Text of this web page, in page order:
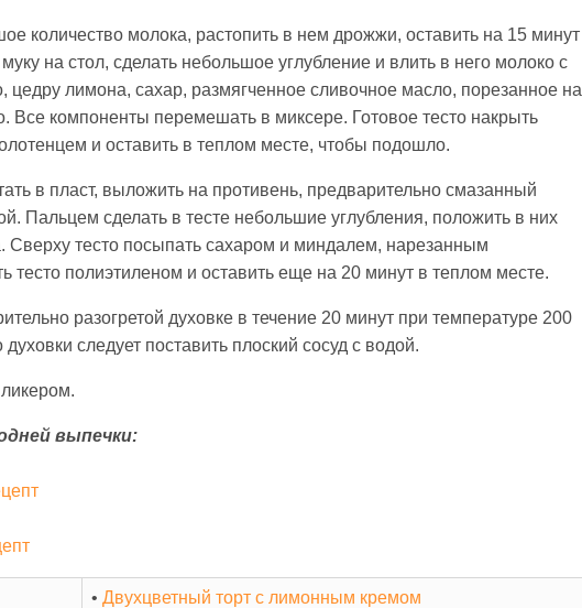
количество молока, растопить в нем дрожжи, оставить на 15 минут
на стол, сделать небольшое углубление и влить в него молоко с
лимона, сахар, размягченное сливочное масло, порезанное на
Все компоненты перемешать в миксере. Готовое тесто накрыть
и оставить в теплом месте, чтобы подошло.
в пласт, выложить на противень, предварительно смазанный
Пальцем сделать в тесте небольшие углубления, положить в них
Сверху тесто посыпать сахаром и миндалем, нарезанным
тесто полиэтиленом и оставить еще на 20 минут в теплом месте.
разогретой духовке в течение 20 минут при температуре 200
следует поставить плоский сосуд с водой.
выпечки:
• Двухцветный торт с лимонным кремом